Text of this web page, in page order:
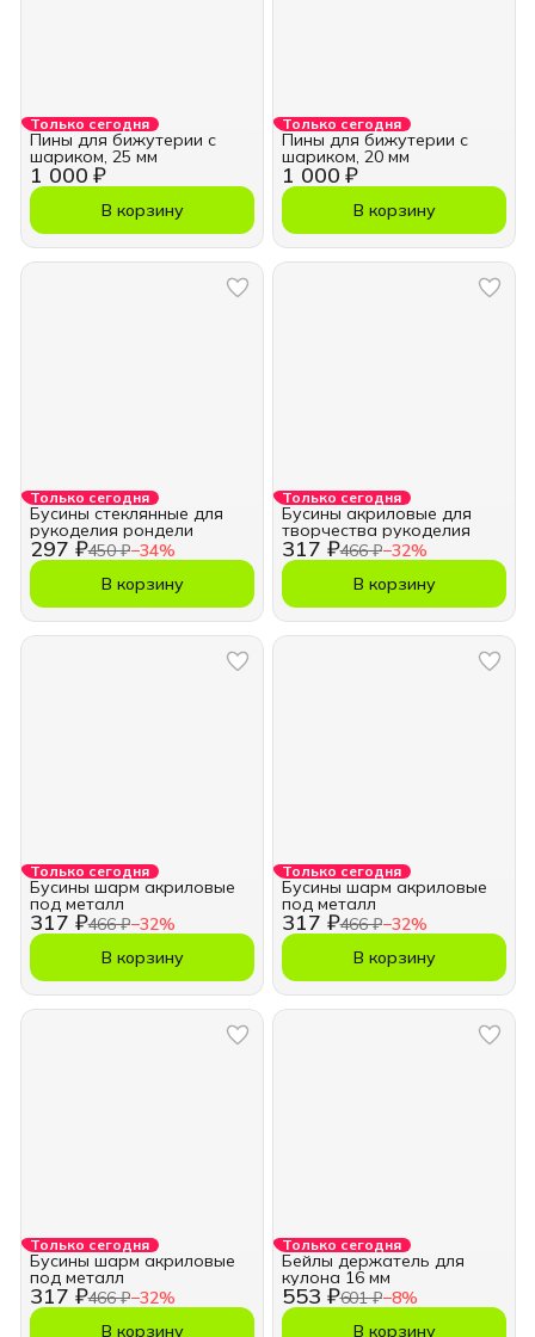
Только сегодня
1 000 ₽
Пины для бижутерии с
шариком, 25 мм
В корзину
Только сегодня
1 000 ₽
Пины для бижутерии с
шариком, 20 мм
В корзину
Только сегодня
297 ₽450 ₽−34%
Бусины стеклянные для
рукоделия рондели
В корзину
Только сегодня
317 ₽466 ₽−32%
Бусины акриловые для
творчества рукоделия
В корзину
Только сегодня
317 ₽466 ₽−32%
Бусины шарм акриловые
под металл
В корзину
Только сегодня
317 ₽466 ₽−32%
Бусины шарм акриловые
под металл
В корзину
Только сегодня
317 ₽466 ₽−32%
Бусины шарм акриловые
под металл
В корзину
Только сегодня
553 ₽601 ₽−8%
Бейлы держатель для
кулона 16 мм
В корзину